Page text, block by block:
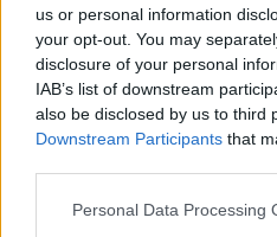
us or personal information
your opt-out. You may
disclosure of your personal
IAB’s list of downstream
also be disclosed by us to third
Downstream Participants that
Personal Data Processing
Maistas Mitybos ABC
Dažniausios
kurias daro